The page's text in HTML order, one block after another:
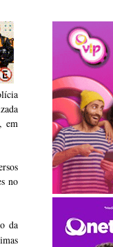
em
no
da